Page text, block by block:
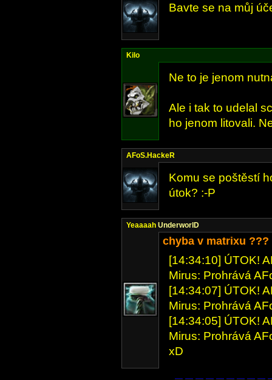
Bavte se na můj
Kilo
Ne to je jenom
Ale i tak to udelal
ho jenom litovali.
AFoS.HackeR
Komu se poštěstí
útok? :-P
Yeaaaah UnderworlD
chyba v matrixu ???
[14:34:10] ÚTOK!
Mirus: Prohrává
[14:34:07] ÚTOK!
Mirus: Prohrává
[14:34:05] ÚTOK!
Mirus: Prohrává
xD